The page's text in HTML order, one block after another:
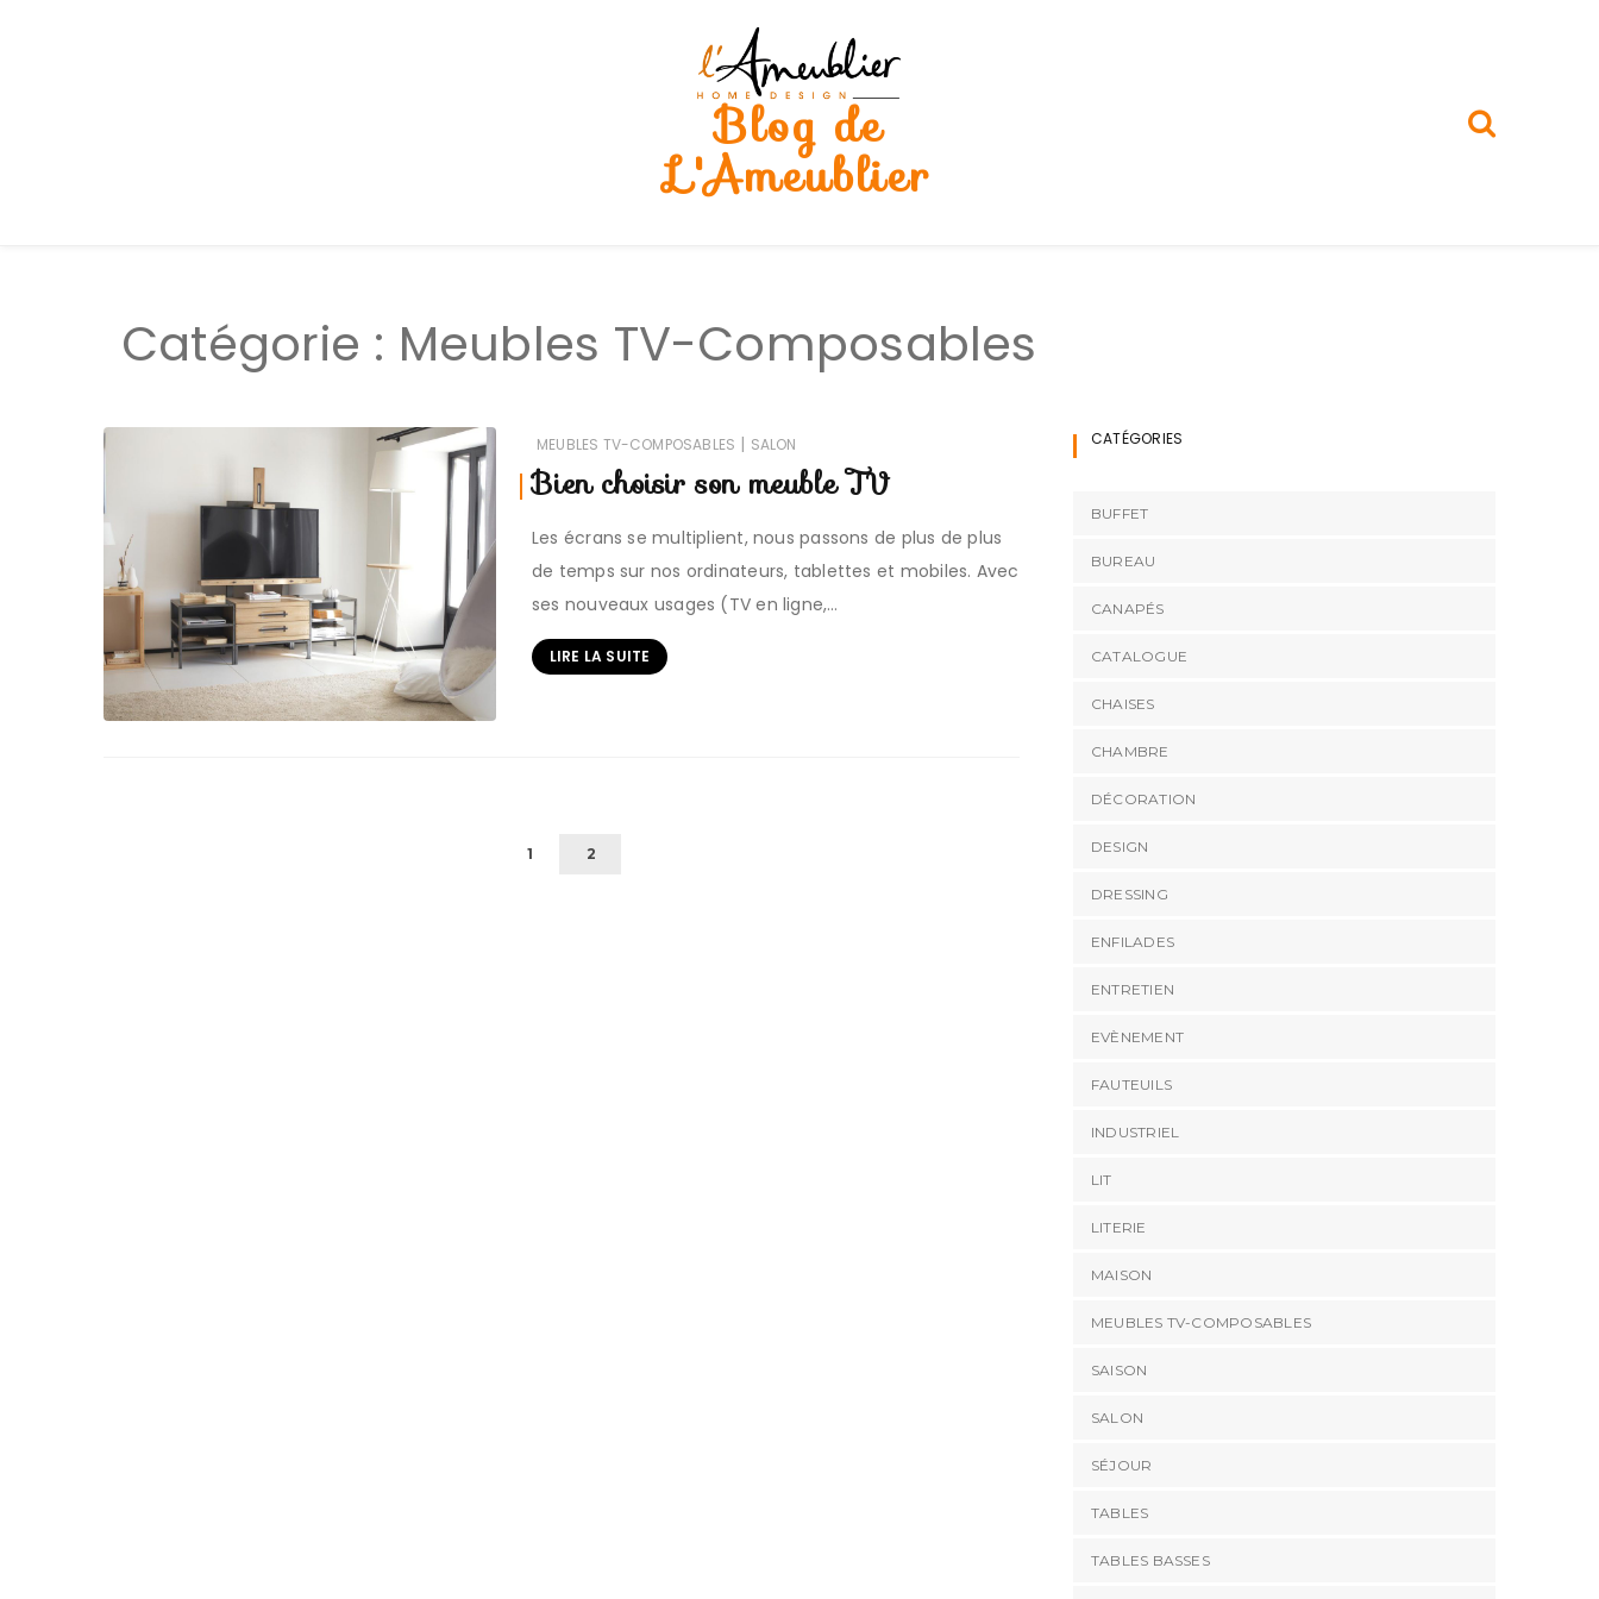
Blog de
L'Ameublier
Catégorie : Meubles TV-Composables
MEUBLES TV-COMPOSABLES | SALON
Bien choisir son meuble TV
Les écrans se multiplient, nous passons de plus de plus
de temps sur nos ordinateurs, tablettes et mobiles. Avec
ses nouveaux usages (TV en ligne,…
LIRE LA SUITE
1 2
CATÉGORIES
BUFFET
BUREAU
CANAPÉS
CATALOGUE
CHAISES
CHAMBRE
DÉCORATION
DESIGN
DRESSING
ENFILADES
ENTRETIEN
EVÈNEMENT
FAUTEUILS
INDUSTRIEL
LIT
LITERIE
MAISON
MEUBLES TV-COMPOSABLES
SAISON
SALON
SÉJOUR
TABLES
TABLES BASSES